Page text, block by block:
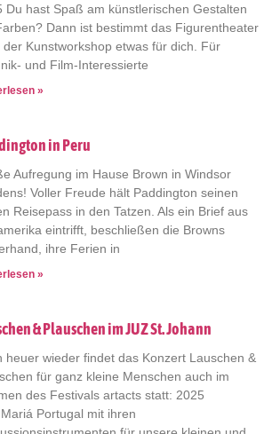
Du hast Spaß am künstlerischen Gestalten
Dann ist bestimmt das Figurentheater
der Kunstworkshop etwas für dich. Für
und Film-Interessierte
»
in Peru
Aufregung im Hause Brown in Windsor
Voller Freude hält Paddington seinen
Reisepass in den Tatzen. Als ein Brief aus
eintrifft, beschließen die Browns
ihre Ferien in
»
& Plauschen im JUZ St. Johann
heuer wieder findet das Konzert Lauschen &
für ganz kleine Menschen auch im
des Festivals artacts statt: 2025
Portugal mit ihren